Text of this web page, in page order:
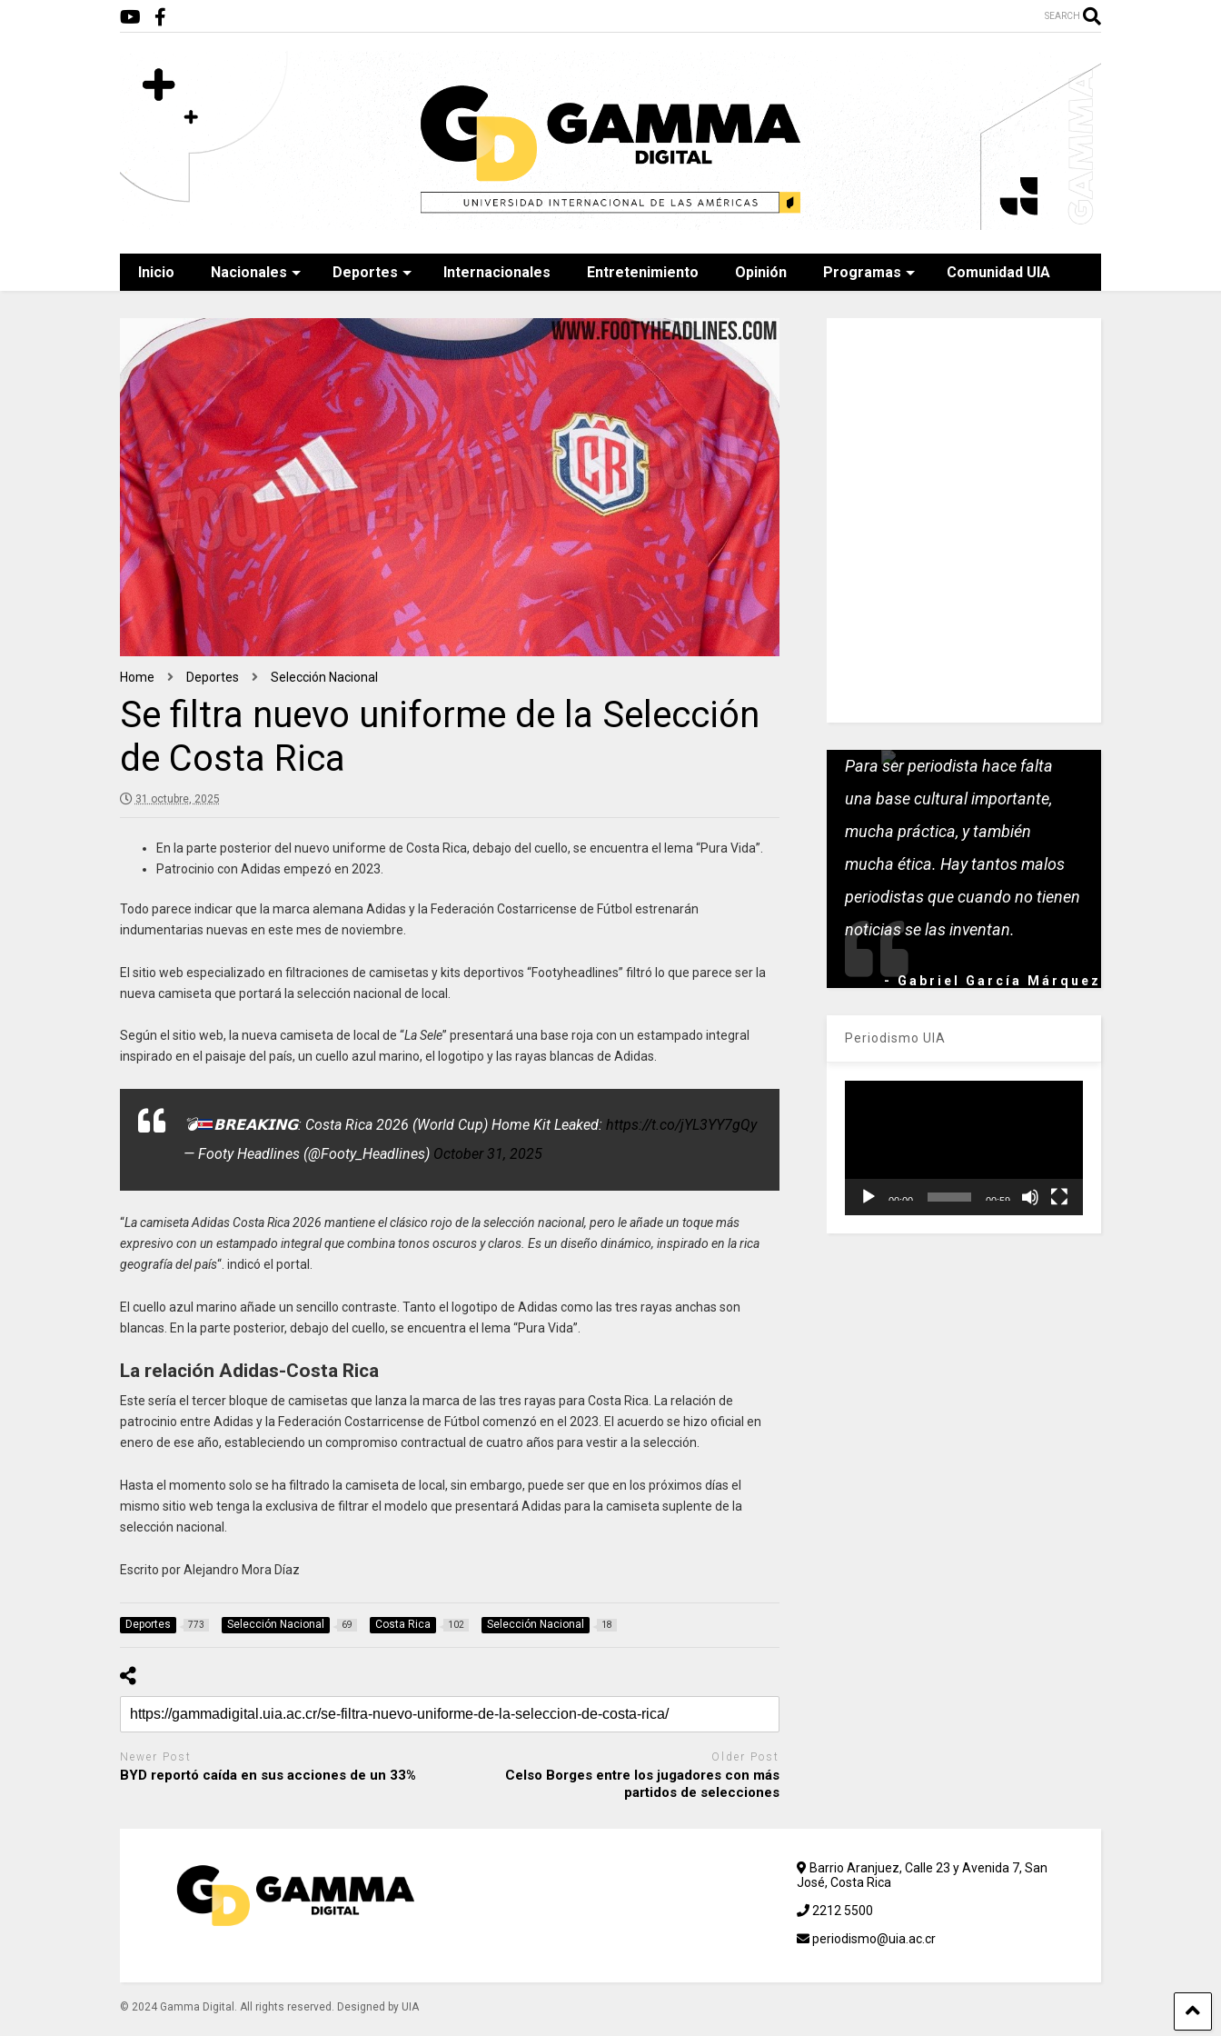
SEARCH
Inicio Nacionales Deportes Internacionales Entretenimiento Opinión Programas Comunidad UIA
Home Deportes Selección Nacional
Se filtra nuevo uniforme de la Selección
de Costa Rica
31 octubre, 2025
En la parte posterior del nuevo uniforme de Costa Rica, debajo del cuello, se encuentra el lema “Pura Vida”.
Patrocinio con Adidas empezó en 2023.
Todo parece indicar que la marca alemana Adidas y la Federación Costarricense de Fútbol estrenarán
indumentarias nuevas en este mes de noviembre.
El sitio web especializado en filtraciones de camisetas y kits deportivos “Footyheadlines” filtró lo que parece ser la
nueva camiseta que portará la selección nacional de local.
Según el sitio web, la nueva camiseta de local de “La Sele” presentará una base roja con un estampado integral
inspirado en el paisaje del país, un cuello azul marino, el logotipo y las rayas blancas de Adidas.
💣 𝗕𝗥𝗘𝗔𝗞𝗜𝗡𝗚: Costa Rica 2026 (World Cup) Home Kit Leaked:https://t.co/jYL3YY7gQy
— Footy Headlines (@Footy_Headlines) October 31, 2025
“La camiseta Adidas Costa Rica 2026 mantiene el clásico rojo de la selección nacional, pero le añade un toque más
expresivo con un estampado integral que combina tonos oscuros y claros. Es un diseño dinámico, inspirado en la rica
geografía del país“. indicó el portal.
El cuello azul marino añade un sencillo contraste. Tanto el logotipo de Adidas como las tres rayas anchas son
blancas. En la parte posterior, debajo del cuello, se encuentra el lema “Pura Vida”.
La relación Adidas-Costa Rica
Este sería el tercer bloque de camisetas que lanza la marca de las tres rayas para Costa Rica. La relación de
patrocinio entre Adidas y la Federación Costarricense de Fútbol comenzó en el 2023. El acuerdo se hizo oficial en
enero de ese año, estableciendo un compromiso contractual de cuatro años para vestir a la selección.
Hasta el momento solo se ha filtrado la camiseta de local, sin embargo, puede ser que en los próximos días el
mismo sitio web tenga la exclusiva de filtrar el modelo que presentará Adidas para la camiseta suplente de la
selección nacional.
Escrito por Alejandro Mora Díaz
Deportes 773 Selección Nacional 69 Costa Rica 102 Selección Nacional 18
Newer Post
BYD reportó caída en sus acciones de un 33%
Older Post
Celso Borges entre los jugadores con más
partidos de selecciones
Para ser periodista hace falta
una base cultural importante,
mucha práctica, y también
mucha ética. Hay tantos malos
periodistas que cuando no tienen
noticias se las inventan.
- Gabriel García Márquez
Periodismo UIA
00:00 00:59
Barrio Aranjuez, Calle 23 y Avenida 7, San
José, Costa Rica
2212 5500
periodismo@uia.ac.cr
© 2024 Gamma Digital. All rights reserved. Designed by UIA